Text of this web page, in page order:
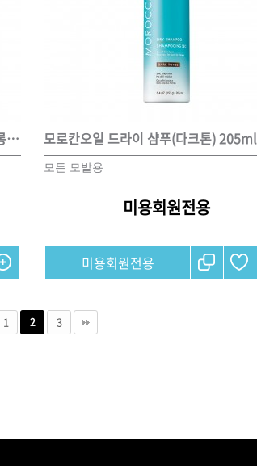
모로칸오일 루미너스 헤어 스프레이 스트롱 330ml 모로칸오일 드라이 샴푸(다크톤) 205ml
모든 모발용
미용회원전용
미용회원전용
1 2 3